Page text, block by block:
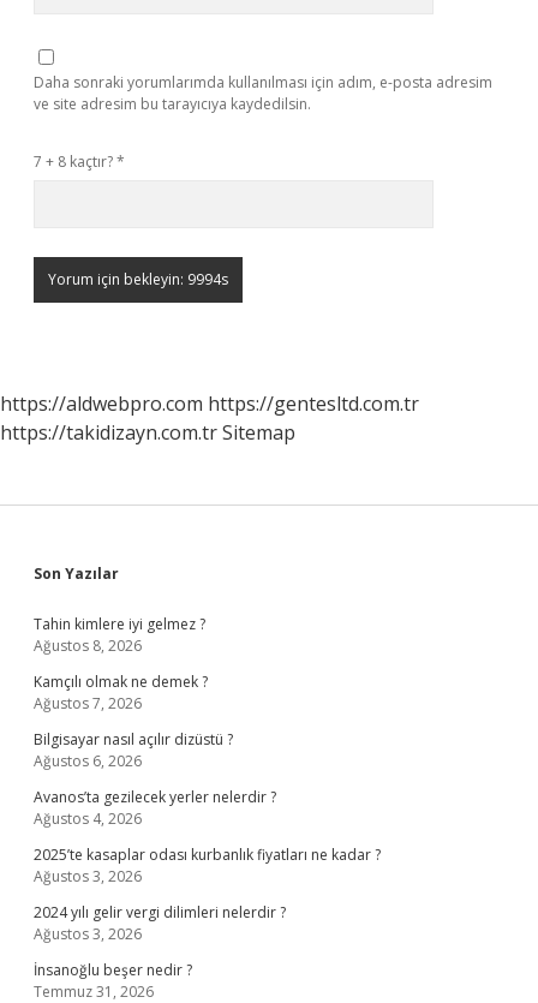
Daha sonraki yorumlarımda kullanılması için adım, e-posta adresim
ve site adresim bu tarayıcıya kaydedilsin.
7 + 8 kaçtır?*
https://aldwebpro.com https://gentesltd.com.tr
https://takidizayn.com.trSitemap
Sidebar
Son Yazılar
Tahin kimlere iyi gelmez ?
Ağustos 8, 2026
Kamçılı olmak ne demek ?
Ağustos 7, 2026
Bilgisayar nasıl açılır dizüstü ?
Ağustos 6, 2026
Avanos’ta gezilecek yerler nelerdir ?
Ağustos 4, 2026
2025’te kasaplar odası kurbanlık fiyatları ne kadar ?
Ağustos 3, 2026
2024 yılı gelir vergi dilimleri nelerdir ?
Ağustos 3, 2026
İnsanoğlu beşer nedir ?
Temmuz 31, 2026